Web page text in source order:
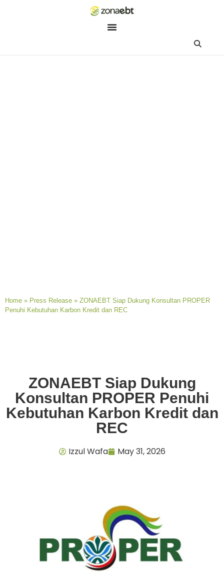
Home » Press Release » ZONAEBT Siap Dukung Konsultan PROPER
Penuhi Kebutuhan Karbon Kredit dan REC
ZONAEBT Siap Dukung
Konsultan PROPER Penuhi
Kebutuhan Karbon Kredit dan
REC
Izzul Wafa May 31, 2026